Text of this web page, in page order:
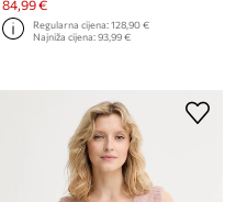
84,99 €
Regularna cijena:128,90 €
Najniža cijena:93,99 €